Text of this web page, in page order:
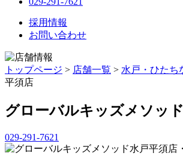
採用情報
お問い合わせ
トップページ > 店舗一覧 > 水戸・ひたち
平須店
グローバルキッズメソッ
029-291-7621